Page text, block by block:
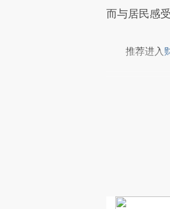
而与居民感
推荐进入